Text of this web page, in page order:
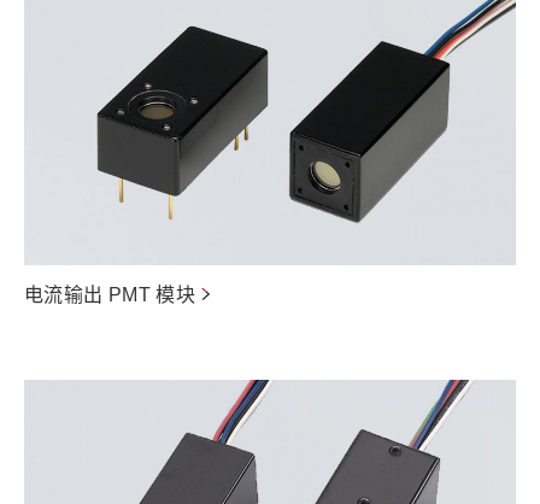
电流输出 PMT 模块